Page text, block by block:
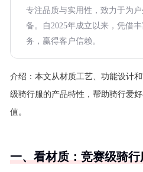
专注品质与实用性，致力于为
备。自2025年成立以来，凭借
务，赢得客户信赖。
介绍： 本文从材质工艺、功能设计
级骑行服的产品特性，帮助骑行爱
值。
一、看材质：竞赛级骑